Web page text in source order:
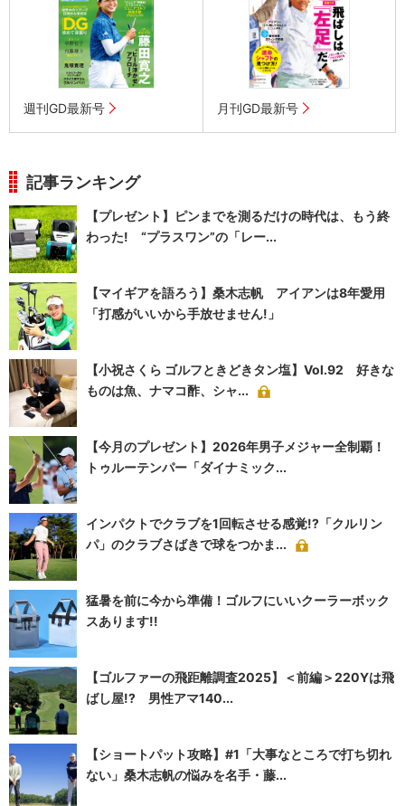
週刊GD最新号 月刊GD最新号
記事ランキング
【プレゼント】ピンまでを測るだけの時代は、もう終
わった! “プラスワン”の「レー...
【マイギアを語ろう】桑木志帆 アイアンは8年愛用
「打感がいいから手放せません!」
【小祝さくら ゴルフときどきタン塩】Vol.92 好きな
ものは魚、ナマコ酢、シャ...
【今月のプレゼント】2026年男子メジャー全制覇！
トゥルーテンパー「ダイナミック...
インパクトでクラブを1回転させる感覚!?「クルリン
パ」のクラブさばきで球をつかま...
猛暑を前に今から準備！ゴルフにいいクーラーボック
スあります!!
【ゴルファーの飛距離調査2025】＜前編＞220Yは飛
ばし屋!? 男性アマ140...
【ショートパット攻略】#1「大事なところで打ち切れ
ない」桑木志帆の悩みを名手・藤...